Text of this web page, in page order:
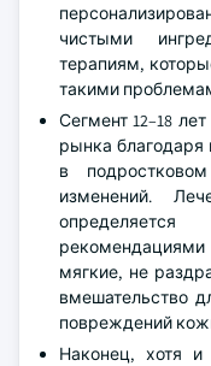
чистыми
терапиям,
такими
Сегмент 12–18
рынка благодаря
в
изменений.
мягкие, не
вмешательство
повреждений
Наконец, хотя